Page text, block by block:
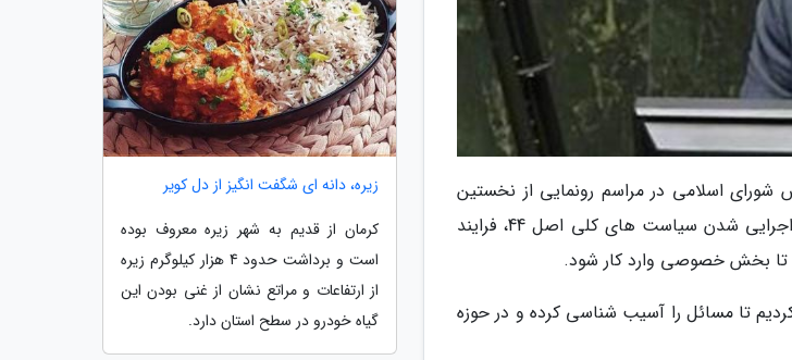
شورای اسلامی در مراسم رونمایی از نخستین
اپراتور خصوصی پست کشور که در اتاق بازرگانی برگزارشد، گفت: در راستای اجرایی شدن سیاست های کلی اصل 44، فرایند
تا بخش خصوصی وارد کار شود.
تا مسائل را آسیب شناسی کرده و در حوزه
زیره، دانه ای شگفت انگیز از دل کویر
کرمان از قدیم به شهر زیره معروف بوده
است و برداشت حدود 4 هزار کیلوگرم زیره
از ارتفاعات و مراتع نشان از غنی بودن این
گیاه خودرو در سطح استان دارد.